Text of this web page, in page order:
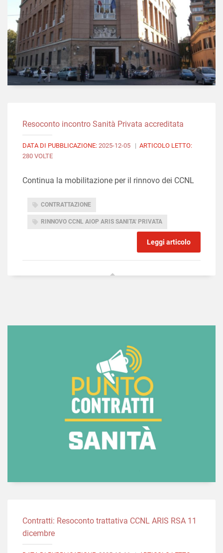
Resoconto incontro Sanità Privata accreditata
DATA DI PUBBLICAZIONE: 2025-12-05 | ARTICOLO LETTO:
280 VOLTE
Continua la mobilitazione per il rinnovo dei CCNL
CONTRATTAZIONE
RINNOVO CCNL AIOP ARIS SANITA' PRIVATA
Leggi articolo
Contratti: Resoconto trattativa CCNL ARIS RSA 11
dicembre